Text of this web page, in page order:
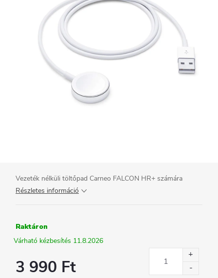
Vezeték nélküli töltőpad Carneo FALCON HR+ számára
Részletes információ
Raktáron
11.8.2026
3 990 Ft